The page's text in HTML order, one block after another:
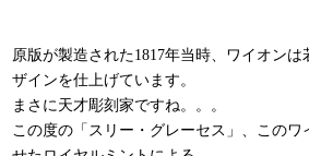
原版が製造された1817年当時、ワイオン
ザインを仕上げています。
まさに天才彫刻家ですね。。。
この度の「スリー・グレーセス」、このワ